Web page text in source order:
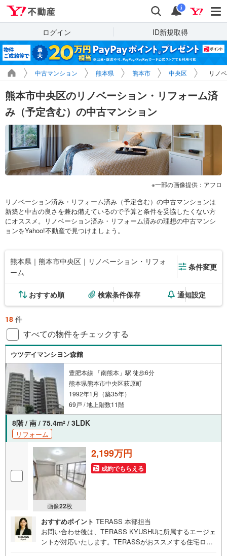
検索 通知
i
ログイン ID新規取得
中古マンション 熊本県 熊本市 中央区 リノ
熊本市中央区のリノベーション・リフォーム済
み（予定含む）の中古マンション
一部の画像提供：アフロ
リノベーション済み・リフォーム済み（予定含む）の中古マンションは
新築と中古の良さを兼ね備えているので予算と条件を妥協したくない方
にオススメ。リノベーション済み・リフォーム済みの理想の中古マンシ
ョンをYahoo!不動産で見つけましょう。
熊本県｜熊本市中央区｜リノベーション・リフォ
ーム
条件変更
おすすめ順 検索条件保存 通知設定
18 件
すべての物件をチェックする
ウツデイマンシヨン森館
豊肥本線 「南熊本」駅 徒歩6分
熊本県熊本市中央区萩原町
1992年1月（築35年）
69戸 / 地上階数11階
8階 / 南 / 75.4m2 / 3LDK
リフォーム
画像22枚
2,199万円
成約でもらえる
おすすめポイント TERASS 本部担当
お問い合わせ後は、TERASS KYUSHUに所属するエージェ
ントが対応いたします。TERASSがおススメする住宅ロー